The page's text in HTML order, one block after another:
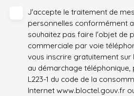
J'accepte le traitement de
personnelles conformément
souhaitez pas faire l'objet de
commerciale par voie
vous inscrire gratuitement
au démarchage téléphonique,
L223-1 du code de la
Internet www.bloctel.gouv.fr